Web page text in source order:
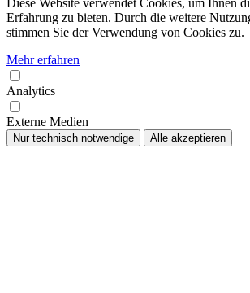
Erfahrung zu bieten. Durch die weitere
stimmen Sie der Verwendung von Cookies zu.
Mehr erfahren
Analytics
Externe Medien
Nur technisch notwendige Alle akzeptieren